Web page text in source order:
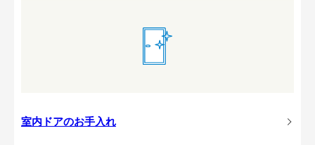
室内ドアのお手入れ